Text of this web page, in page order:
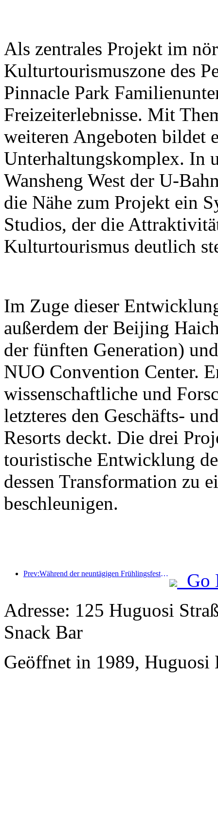
Als zentrales Projekt im
Kulturtourismuszone des
Pinnacle Park
Freizeiterlebnisse. Mit
weiteren Angeboten bildet
Unterhaltungskomplex. In
Wansheng West der U-
die Nähe zum Projekt ein
Studios, der die
Kulturtourismus deutlich
Im Zuge dieser
außerdem der Beijing
der fünften Generation)
NUO Convention Center.
wissenschaftliche und
letzteres den Geschäfts-
Resorts deckt. Die drei
touristische Entwicklung
dessen Transformation zu
beschleunigen.
Prev:Während der neuntägigen Frühlingsfesttage werden voraussichtlich mehr als 18 Millionen Menschen ins Land ein- und ausreisen.
Go
Adresse: 125 Huguosi
Snack Bar
Geöffnet in 1989,